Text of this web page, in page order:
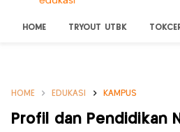
HOME TRYOUT UTBK
HOME EDUKASI KAMPUS
Profil dan Pendidikan